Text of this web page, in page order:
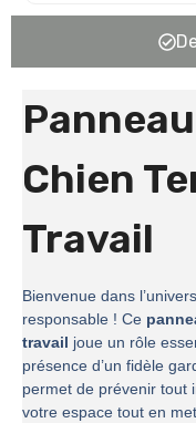
Chien
Travail
Bienvenue dans
responsable ! Ce
travail joue un rôle
présence d’un fidèle
permet de prévenir tout
votre espace tout en